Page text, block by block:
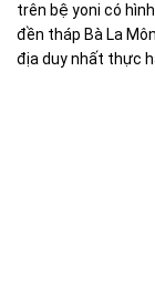
trên bệ yoni có
đền tháp Bà La
địa duy nhất thực